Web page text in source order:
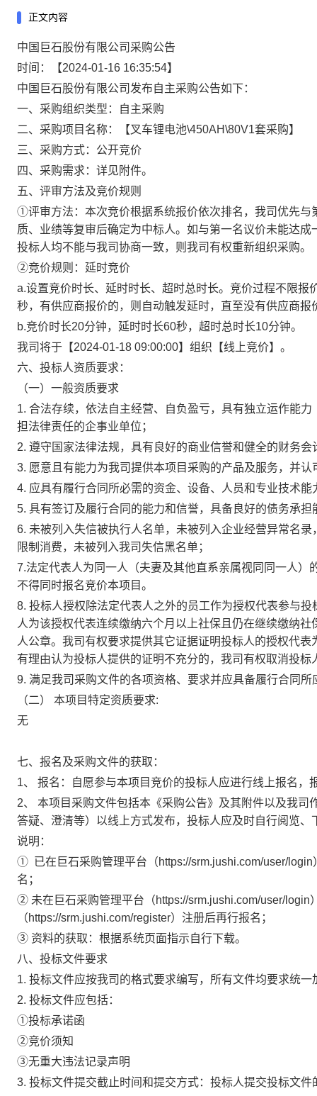
正文内容
中国巨石股份有限公司采购公告
时间：【2024-01-16 16:35:54】
中国巨石股份有限公司发布自主采购公告如下：
一、采购组织类型：
自主采购
二、采购项目名称：【叉车锂电池\450AH\80V1套采购】
三、采购方式： 公开竞价
四、采购需求： 详见附件。
五、评审方法及竞价规则
①评审方法： 本次竞价根据系统报价依次排名，我司优先
质、业绩等复审后确定为中标人。如与第一名议价未能达
投标人均不能与我司协商一致，则我司有权重新组织采购。
②竞价规则：延时竞价
a.设置竞价时长、延时时长、超时总时长。竞价过程不限
秒，有供应商报价的，则自动触发延时，直至没有供应商报
b.竞价时长20分钟，延时时长60秒，超时总时长10分钟。
我司将于【2024-01-18 09:00:00】组织【线上竞价】。
六、投标人资质要求：
（一）一般资质要求
1. 合法存续，依法自主经营、自负盈亏，具有独立运作能
担法律责任的企事业单位；
2. 遵守国家法律法规，具有良好的商业信誉和健全的财务
3. 愿意且有能力为我司提供本项目采购的产品及服务，并
4. 应具有履行合同所必需的资金、设备、人员和专业技术能
5. 具有签订及履行合同的能力和信誉，具备良好的债务承担
6. 未被列入失信被执行人名单，未被列入企业经营异常名
限制消费，未被列入我司失信黑名单；
7.法定代表人为同一人（夫妻及其他直系亲属视同同一人
不得同时报名竞价本项目。
8. 投标人授权除法定代表人之外的员工作为授权代表参与
人为该授权代表连续缴纳六个月以上社保且仍在继续缴纳
人公章。我司有权要求提供其它证据证明投标人的授权代
有理由认为投标人提供的证明不充分的，我司有权取消投标
9. 满足我司采购文件的各项资格、要求并应具备履行合同
（二） 本项目特定资质要求:
无
七、报名及采购文件的获取：
1、 报名：自愿参与本项目竞价的投标人应进行线上报名，
2、 本项目采购文件包括本《采购公告》及其附件以及我
答疑、澄清等）以线上方式发布，投标人应及时自行阅览、
说明：
① 已在巨石采购管理平台（https://srm.jushi.com/user/
名；
② 未在巨石采购管理平台（https://srm.jushi.com/user/login
（https://srm.jushi.com/register）注册后再行报名；
③ 资料的获取：根据系统页面指示自行下载。
八、投标文件要求
1. 投标文件应按我司的格式要求编写，所有文件均要求统
2. 投标文件应包括：
①投标承诺函
②竞价须知
③无重大违法记录声明
3. 投标文件提交截止时间和提交方式：投标人提交投标文